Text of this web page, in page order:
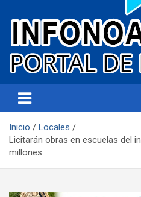
Infonoa Salta
Inicio
Locales
Licitarán obras en escuelas del
millones